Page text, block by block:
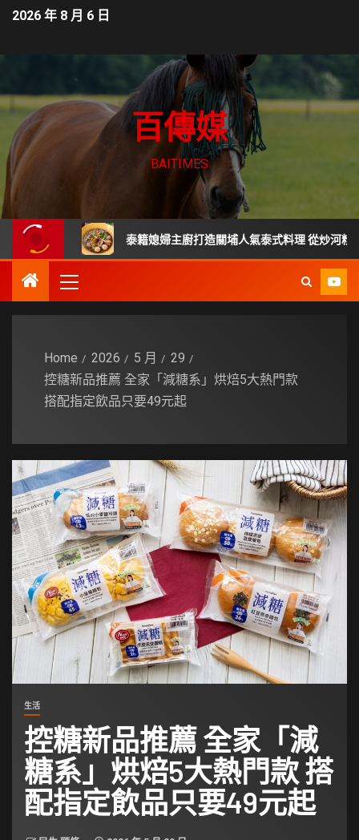
2026 年 8 月 6 日
百傳媒
BAITIMES
泰籍媳婦主廚打造關埔人氣泰式料理 從炒河粉到咖哩
Home 2026 5 月
29
控糖新品推薦 全家「減糖系」烘焙5大熱門款
搭配指定飲品只要49元起
生活
控糖新品推薦 全家「減
糖系」烘焙5大熱門款 搭
配指定飲品只要49元起